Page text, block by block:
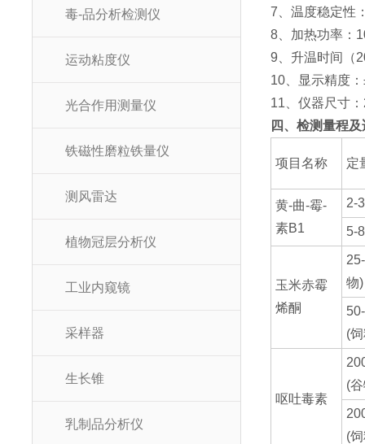
毒-品分析检测仪
运动粘度仪
光合作用测量仪
铁磁性磨粒铁量仪
测风雷达
植物冠层分析仪
工业内窥镜
采样器
生长锥
乳制品分析仪
7、温度稳定性
8、加热功率：
9、升温时间（
10、显示精度
11、仪器尺寸
四、检测量程
项目名称 定
黄-曲-霉-
素B1
2-
5-
玉米赤霉
烯酮
物)
(
呕吐毒素
(
(